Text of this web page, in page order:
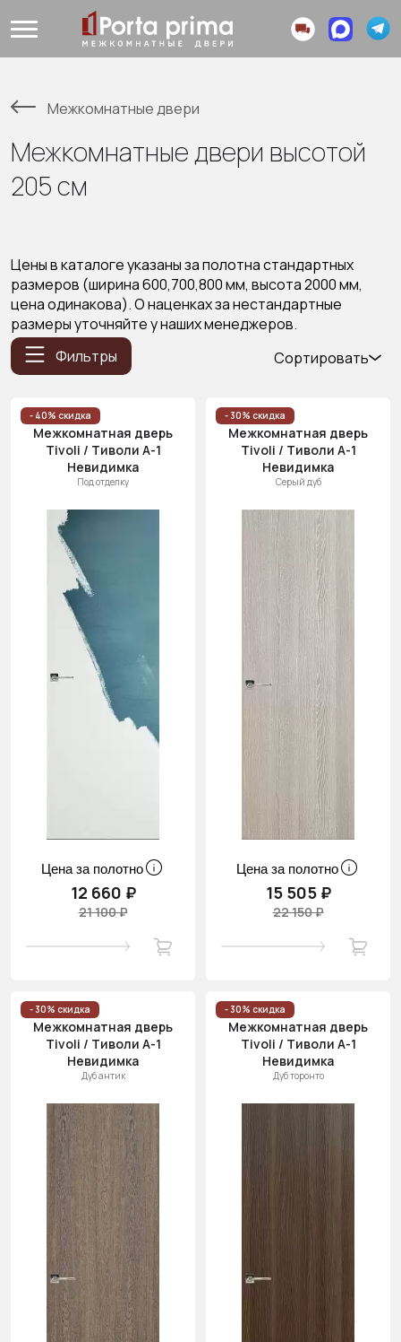
Межкомнатные двери
Межкомнатные двери высотой
205 см
Цены в каталоге указаны за полотна стандартных
размеров (ширина 600,700,800 мм, высота 2000 мм,
цена одинакова). О наценках за нестандартные
размеры уточняйте у наших менеджеров.
Фильтры
Сортировать
Цена
(возр.)
Цена (убыв.)
Cначала
новинки
Cначала
скидки
- 40% скидка
Межкомнатная дверь
Tivoli / Тиволи А-1
Невидимка
Под отделку
Цена за полотно
12 660 ₽
21 100 ₽
- 30% скидка
Межкомнатная дверь
Tivoli / Тиволи А-1
Невидимка
Серый дуб
Цена за полотно
15 505 ₽
22 150 ₽
- 30% скидка
Межкомнатная дверь
Tivoli / Тиволи А-1
Невидимка
Дуб антик
- 30% скидка
Межкомнатная дверь
Tivoli / Тиволи А-1
Невидимка
Дуб торонто